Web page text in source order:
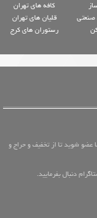
صنعتی
کافه های تهران
قلیان های تهران
رستوران های کرج
شوید تا از تخفیف و حراج و
دنبال بفرمایید.